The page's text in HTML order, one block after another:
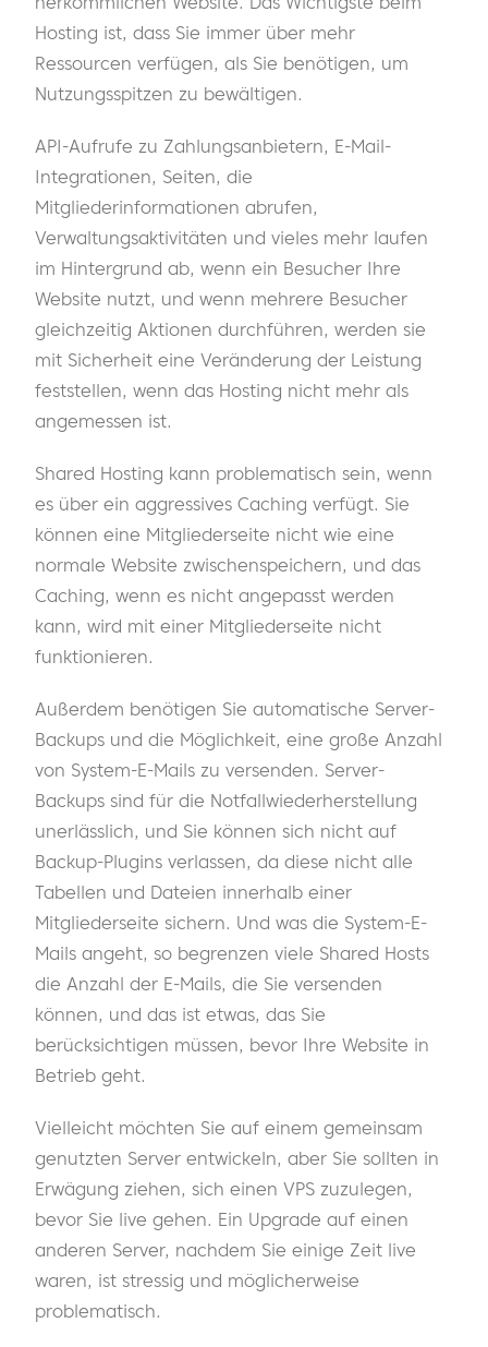
Hosting ist, dass Sie immer über mehr
Ressourcen verfügen, als Sie benötigen, um
Nutzungsspitzen zu bewältigen.
API-Aufrufe zu Zahlungsanbietern, E-Mail-
Integrationen, Seiten, die
Mitgliederinformationen abrufen,
Verwaltungsaktivitäten und vieles mehr laufen
im Hintergrund ab, wenn ein Besucher Ihre
Website nutzt, und wenn mehrere Besucher
gleichzeitig Aktionen durchführen, werden sie
mit Sicherheit eine Veränderung der Leistung
feststellen, wenn das Hosting nicht mehr als
angemessen ist.
Shared Hosting kann problematisch sein, wenn
es über ein aggressives Caching verfügt. Sie
können eine Mitgliederseite nicht wie eine
normale Website zwischenspeichern, und das
Caching, wenn es nicht angepasst werden
kann, wird mit einer Mitgliederseite nicht
funktionieren.
Außerdem benötigen Sie automatische Server-
Backups und die Möglichkeit, eine große Anzahl
von System-E-Mails zu versenden. Server-
Backups sind für die Notfallwiederherstellung
unerlässlich, und Sie können sich nicht auf
Backup-Plugins verlassen, da diese nicht alle
Tabellen und Dateien innerhalb einer
Mitgliederseite sichern. Und was die System-E-
Mails angeht, so begrenzen viele Shared Hosts
die Anzahl der E-Mails, die Sie versenden
können, und das ist etwas, das Sie
berücksichtigen müssen, bevor Ihre Website in
Betrieb geht.
Vielleicht möchten Sie auf einem gemeinsam
genutzten Server entwickeln, aber Sie sollten in
Erwägung ziehen, sich einen VPS zuzulegen,
bevor Sie live gehen. Ein Upgrade auf einen
anderen Server, nachdem Sie einige Zeit live
waren, ist stressig und möglicherweise
problematisch.